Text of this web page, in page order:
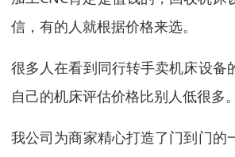
信，有的人就根据价格来选。
很多人在看到同行转手卖机床设
自己的机床评估价格比别人低很多
我公司为商家精心打造了门到门